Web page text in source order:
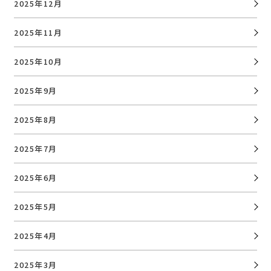
2025年12月
2025年11月
2025年10月
2025年9月
2025年8月
2025年7月
2025年6月
2025年5月
2025年4月
2025年3月